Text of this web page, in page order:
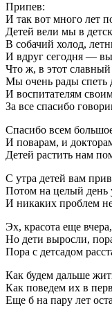
Припев:
И так вот много лет
Детей вели мы в
В собачий холод,
И вдруг сегодня —
Что ж, в этот славный
Мы очень рады спеть
И воспитателям
За все спасибо
Спасибо всем
И поварам, и
Детей растить нам
С утра детей вам
Потом на целый день
И никаких проблем
Эх, красота еще вчера,
Но дети выросли,
Пора с детсадом
Как будем дальше
Как поведем их в
Еще б на пару лет